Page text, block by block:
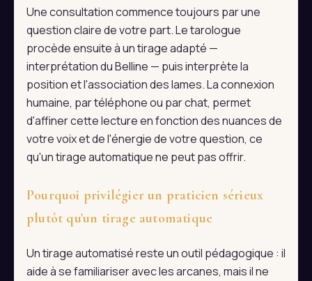
Une consultation commence toujours par une
question claire de votre part. Le tarologue
procède ensuite à un tirage adapté —
interprétation du Belline — puis interprète la
position et l'association des lames. La connexion
humaine, par téléphone ou par chat, permet
d'affiner cette lecture en fonction des nuances de
votre voix et de l'énergie de votre question, ce
qu'un tirage automatique ne peut pas offrir.
Pourquoi privilégier un praticien sérieux
plutôt qu'un tirage automatique
Un tirage automatisé reste un outil pédagogique : il
aide à se familiariser avec les arcanes, mais il ne